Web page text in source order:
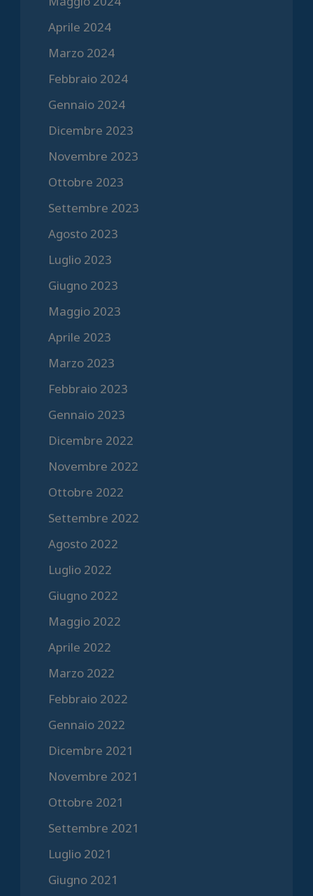
Aprile 2024
Marzo 2024
Febbraio 2024
Gennaio 2024
Dicembre 2023
Novembre 2023
Ottobre 2023
Settembre 2023
Agosto 2023
Luglio 2023
Giugno 2023
Maggio 2023
Aprile 2023
Marzo 2023
Febbraio 2023
Gennaio 2023
Dicembre 2022
Novembre 2022
Ottobre 2022
Settembre 2022
Agosto 2022
Luglio 2022
Giugno 2022
Maggio 2022
Aprile 2022
Marzo 2022
Febbraio 2022
Gennaio 2022
Dicembre 2021
Novembre 2021
Ottobre 2021
Settembre 2021
Luglio 2021
Giugno 2021